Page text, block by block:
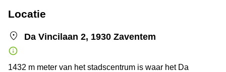
Locatie
Da Vincilaan 2, 1930 Zaventem
1432 m meter van het stadscentrum is waar het Da